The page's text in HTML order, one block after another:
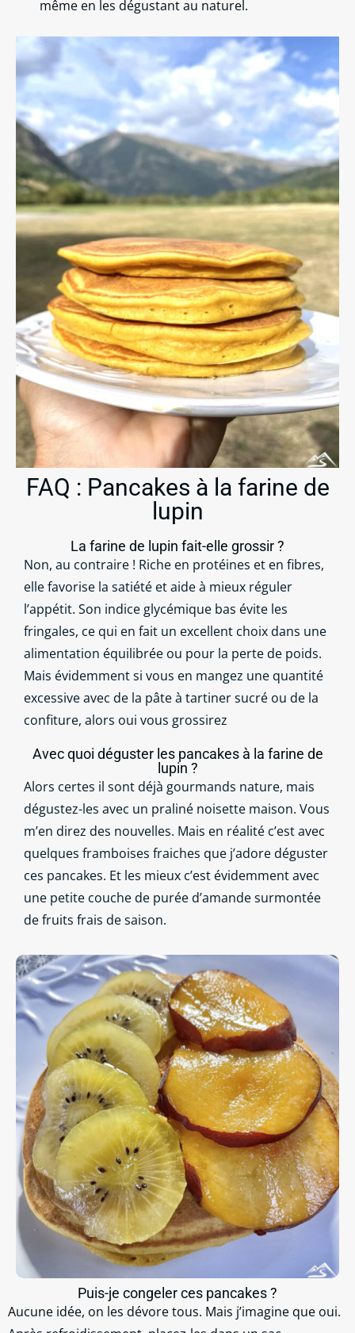
même en les dégustant au naturel.
FAQ : Pancakes à la farine de
lupin
La farine de lupin fait-elle grossir ?
Non, au contraire ! Riche en protéines et en fibres,
elle favorise la satiété et aide à mieux réguler
l’appétit. Son indice glycémique bas évite les
fringales, ce qui en fait un excellent choix dans une
alimentation équilibrée ou pour la perte de poids.
Mais évidemment si vous en mangez une quantité
excessive avec de la pâte à tartiner sucré ou de la
confiture, alors oui vous grossirez
Avec quoi déguster les pancakes à la farine de
lupin ?
Alors certes il sont déjà gourmands nature, mais
dégustez-les avec un praliné noisette maison. Vous
m’en direz des nouvelles. Mais en réalité c’est avec
quelques framboises fraiches que j’adore déguster
ces pancakes. Et les mieux c’est évidemment avec
une petite couche de purée d’amande surmontée
de fruits frais de saison.
Puis-je congeler ces pancakes ?
Aucune idée, on les dévore tous. Mais j’imagine que oui.